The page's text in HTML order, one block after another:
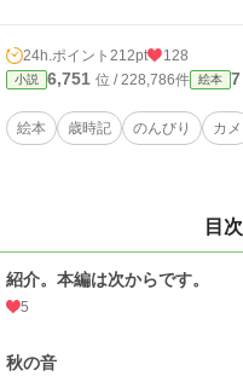
24h.ポイント 212pt 128
小説 6,751 位 / 228,786件 絵本 7
絵本 歳時記 のんびり カメ
目次
紹介。本編は次からです。
5
秋の音